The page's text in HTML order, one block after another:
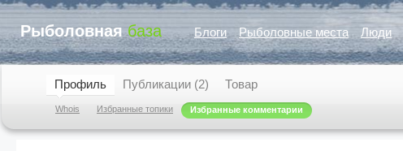
Рыболовнаябаза Блоги Рыболовные места Люди
Профиль
Whois Избранные топики Избранные комментарии
Публикации (2) Товар